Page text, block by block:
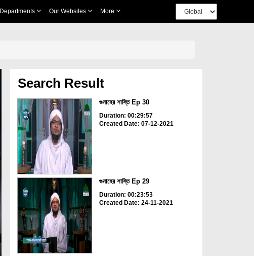
Departments Our Websites More
Search Result
গুনাহের শাস্তি Ep 30
Duration: 00:29:57
Created Date: 07-12-2021
গুনাহের শাস্তি Ep 29
Duration: 00:23:53
Created Date: 24-11-2021